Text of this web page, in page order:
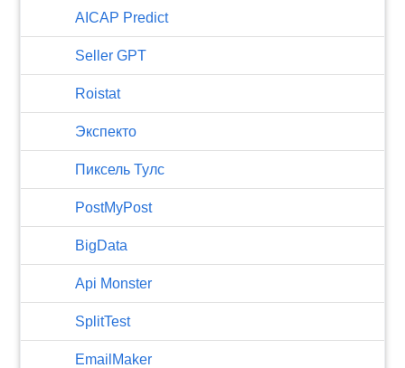
AICAP Predict
Seller GPT
Roistat
Экспекто
Пиксель Тулс
PostMyPost
BigData
Api Monster
SplitTest
EmailMaker